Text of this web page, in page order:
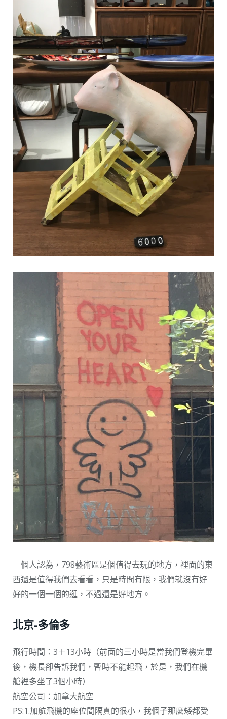
個人認為，798藝術區是個值得去玩的地方，裡面的東
西還是值得我們去看看，只是時間有限，我們就沒有好
好的一個一個的逛，不過還是好地方。
北京-多倫多
飛行時間：3＋13小時（前面的三小時是當我們登機完畢
後，機長卻告訴我們，暫時不能起飛，於是，我們在機
艙裡多坐了3個小時）
航空公司：加拿大航空
PS:1.加航飛機的座位間隔真的很小，我個子那麼矮都受